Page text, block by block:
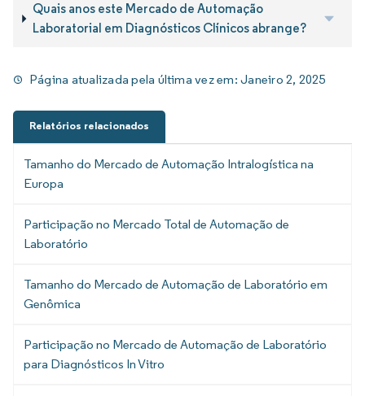
Quais anos este Mercado de Automação
Laboratorial em Diagnósticos Clínicos abrange?
Página atualizada pela última vez em:Janeiro 2, 2025
Relatórios relacionados
Tamanho do Mercado de Automação Intralogística na
Europa
Participação no Mercado Total de Automação de
Laboratório
Tamanho do Mercado de Automação de Laboratório em
Genômica
Participação no Mercado de Automação de Laboratório
para Diagnósticos In Vitro